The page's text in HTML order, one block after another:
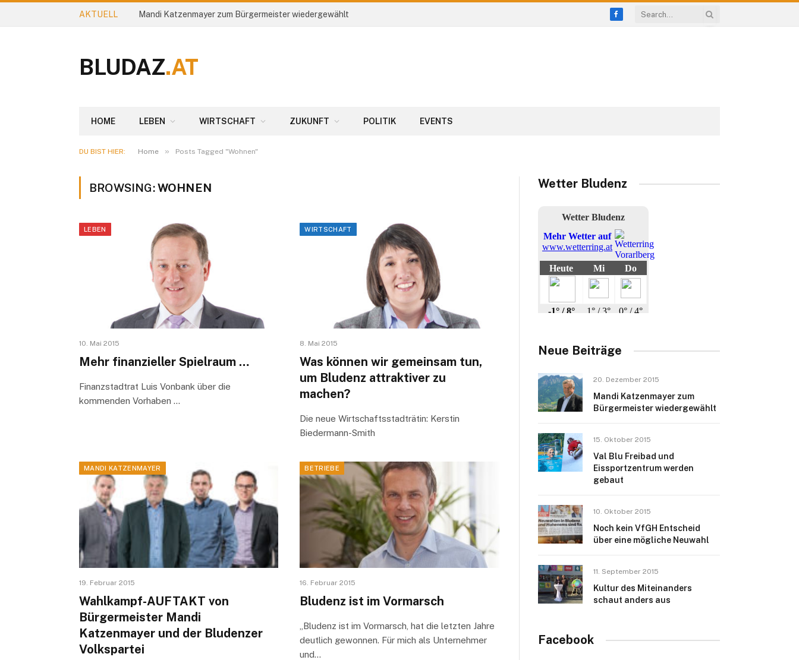
AKTUELL Mandi Katzenmayer zum Bürgermeister wiedergewählt
Facebook
BLUDAZ.AT
HOME LEBEN WIRTSCHAFT ZUKUNFT POLITIK EVENTS
DU BIST HIER: Home » Posts Tagged "Wohnen"
BROWSING:WOHNEN
LEBEN
10. Mai 2015
Mehr finanzieller Spielraum …
Finanzstadtrat Luis Vonbank über die
kommenden Vorhaben …
WIRTSCHAFT
8. Mai 2015
Was können wir gemeinsam tun,
um Bludenz attraktiver zu
machen?
Die neue Wirtschaftsstadträtin: Kerstin
Biedermann-Smith
MANDI KATZENMAYER
19. Februar 2015
Wahlkampf-AUFTAKT von
Bürgermeister Mandi
Katzenmayer und der Bludenzer
Volkspartei
BETRIEBE
16. Februar 2015
Bludenz ist im Vormarsch
„Bludenz ist im Vormarsch, hat die letzten Jahre
deutlich gewonnen. Für mich als Unternehmer
und…
Wetter Bludenz
Neue Beiträge
20. Dezember 2015
Mandi Katzenmayer zum
Bürgermeister wiedergewählt
15. Oktober 2015
Val Blu Freibad und
Eissportzentrum werden
gebaut
10. Oktober 2015
Noch kein VfGH Entscheid
über eine mögliche Neuwahl
11. September 2015
Kultur des Miteinanders
schaut anders aus
Facebook